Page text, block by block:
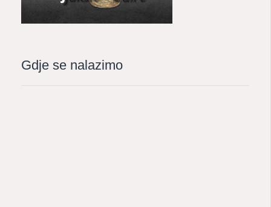
Gdje se nalazimo